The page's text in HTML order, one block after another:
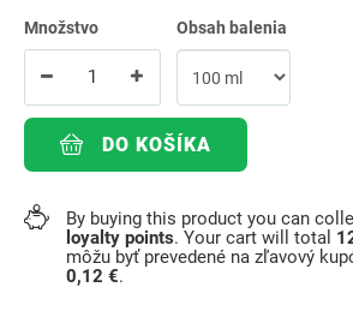
Množstvo Obsah balenia
DO KOŠÍKA
By buying this product you can
loyalty points. Your cart will total
môžu byť prevedené na zľavový
0,12 €.